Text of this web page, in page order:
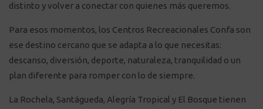
distinto y volver a conectar con quienes más queremos.
Para esos momentos, los Centros Recreacionales Confa son
ese destino cercano que se adapta a lo que necesitas:
descanso, diversión, deporte, naturaleza, tranquilidad o un
plan diferente para romper con lo de siempre.
La Rochela, Santágueda, Alegría Tropical y El Bosque tienen